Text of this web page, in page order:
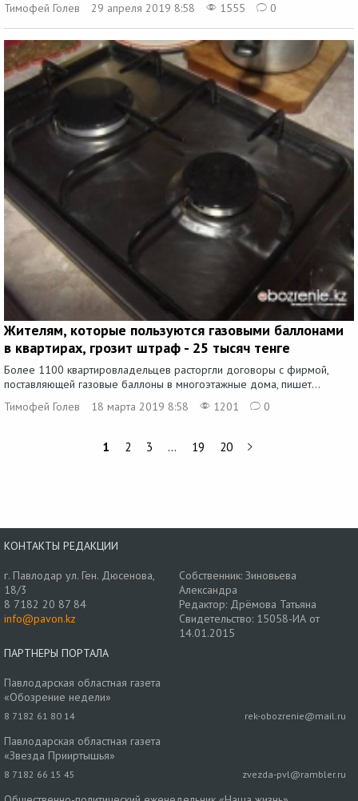
Тимофей Голев
29 апреля 2019 8:58 1555 0
Жителям, которые пользуются газовыми баллонами
в квартирах, грозит штраф - 25 тысяч тенге
Более 1100 квартировладельцев расторгли договоры с фирмой,
поставляющей газовые баллоны в многоэтажные дома, пишет...
Тимофей Голев
18 марта 2019 8:58 1201 0
1 2 3 … 19 20
КОНТАКТЫ РЕДАКЦИИ
г. Павлодар ул. Ген. Дюсенова,
18/3
8 7182 20 87 84
info@pavon.kz
Собственник: Зиновьева
Александра
Редактор: Дрёмова Татьяна
Свидетельство: 15058-ИА от
14.01.2015
ПАРТНЕРЫ ПОРТАЛА
Павлодарская областная газета
«Обозрение недели»
8 7182 61 80 14 rek-obozrenie@mail.ru
Павлодарская областная газета
«Звезда Прииртышья»
8 7182 66 15 45 zvezda-pvl@rambler.ru